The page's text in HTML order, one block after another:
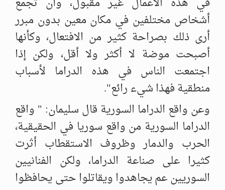
أشخاص مختلفين في مكان معين بدون مبرر
أرى ذلك بصراحة كثير من الافتعال، وكأنها
أصبحت موضة لا أكثر ولا أقل، ولكن إذا
اجتمعت الناس في هذه الدراما لأسباب
منطقية فهذا شيء رائع".
وعن واقع الدراما السورية قال سليمان: " واقع
الدراما السورية من واقع سوريا في الحقيقية،
الحرب والدمار وظروف الاستقطاب أثرت
كثيرا على صناعة الدراما، ولكن الفنانيين
السوريين عم يجاهدوا ويقاتلوا حتى يحافظوا